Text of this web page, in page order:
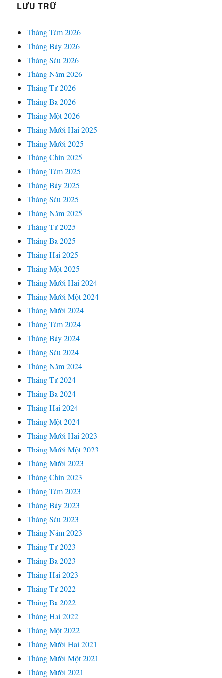
LƯU TRỮ
Tháng Tám 2026
Tháng Bảy 2026
Tháng Sáu 2026
Tháng Năm 2026
Tháng Tư 2026
Tháng Ba 2026
Tháng Một 2026
Tháng Mười Hai 2025
Tháng Mười 2025
Tháng Chín 2025
Tháng Tám 2025
Tháng Bảy 2025
Tháng Sáu 2025
Tháng Năm 2025
Tháng Tư 2025
Tháng Ba 2025
Tháng Hai 2025
Tháng Một 2025
Tháng Mười Hai 2024
Tháng Mười Một 2024
Tháng Mười 2024
Tháng Tám 2024
Tháng Bảy 2024
Tháng Sáu 2024
Tháng Năm 2024
Tháng Tư 2024
Tháng Ba 2024
Tháng Hai 2024
Tháng Một 2024
Tháng Mười Hai 2023
Tháng Mười Một 2023
Tháng Mười 2023
Tháng Chín 2023
Tháng Tám 2023
Tháng Bảy 2023
Tháng Sáu 2023
Tháng Năm 2023
Tháng Tư 2023
Tháng Ba 2023
Tháng Hai 2023
Tháng Tư 2022
Tháng Ba 2022
Tháng Hai 2022
Tháng Một 2022
Tháng Mười Hai 2021
Tháng Mười Một 2021
Tháng Mười 2021